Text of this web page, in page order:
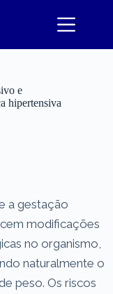
e
hipertensiva
a gestação
modificações
no organismo,
naturalmente o
peso. Os riscos